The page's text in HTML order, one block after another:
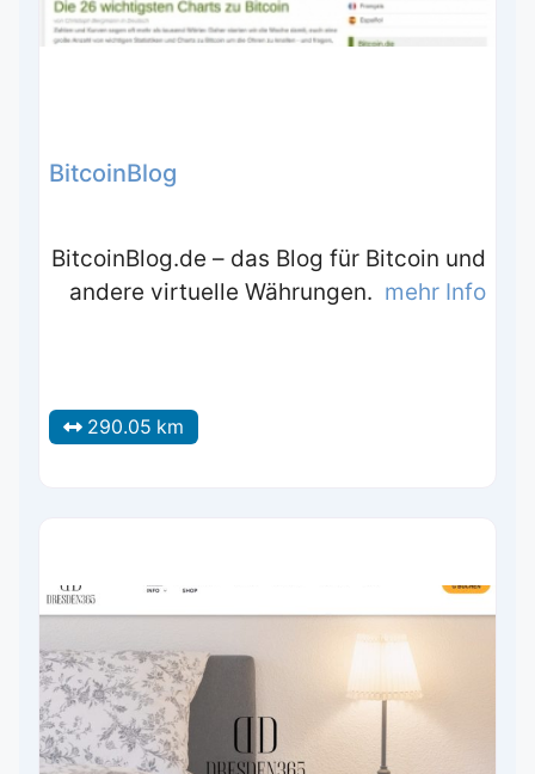
BitcoinBlog
BitcoinBlog.de – das Blog für Bitcoin und
andere virtuelle Währungen. mehr Info
290.05 km